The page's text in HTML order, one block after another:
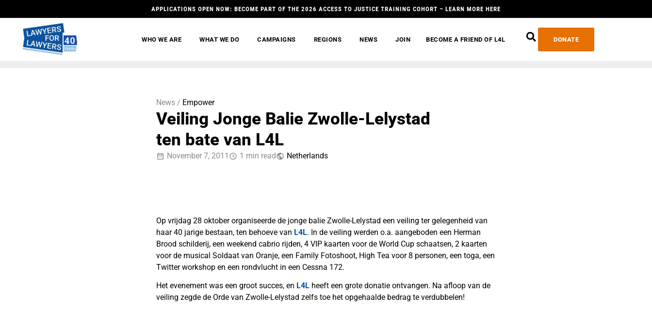
APPLICATIONS OPEN NOW: BECOME PART OF THE 2026 ACCESS TO JUSTICE TRAINING COHORT – LEARN MORE HERE
WHO WE ARE WHAT WE DO CAMPAIGNS REGIONS NEWS JOIN BECOME A FRIEND OF L4L DONATE
News / Empower
Veiling Jonge Balie Zwolle-Lelystad
ten bate van L4L
November 7, 2011 1 min read Netherlands
Op vrijdag 28 oktober organiseerde de jonge balie Zwolle-Lelystad een veiling ter gelegenheid van
haar 40 jarige bestaan, ten behoeve van L4L. In de veiling werden o.a. aangeboden een Herman
Brood schilderij, een weekend cabrio rijden, 4 VIP kaarten voor de World Cup schaatsen, 2 kaarten
voor de musical Soldaat van Oranje, een Family Fotoshoot, High Tea voor 8 personen, een toga, een
Twitter workshop en een rondvlucht in een Cessna 172.
Het evenement was een groot succes, en L4L heeft een grote donatie ontvangen. Na afloop van de
veiling zegde de Orde van Zwolle-Lelystad zelfs toe het opgehaalde bedrag te verdubbelen!